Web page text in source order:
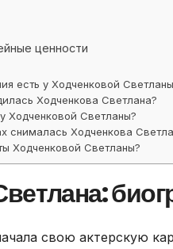
ценности
есть у Ходченковой
Ходченкова Светлана?
Ходченковой Светланы?
снималась Ходченкова
Ходченковой Светланы?
свою актерскую